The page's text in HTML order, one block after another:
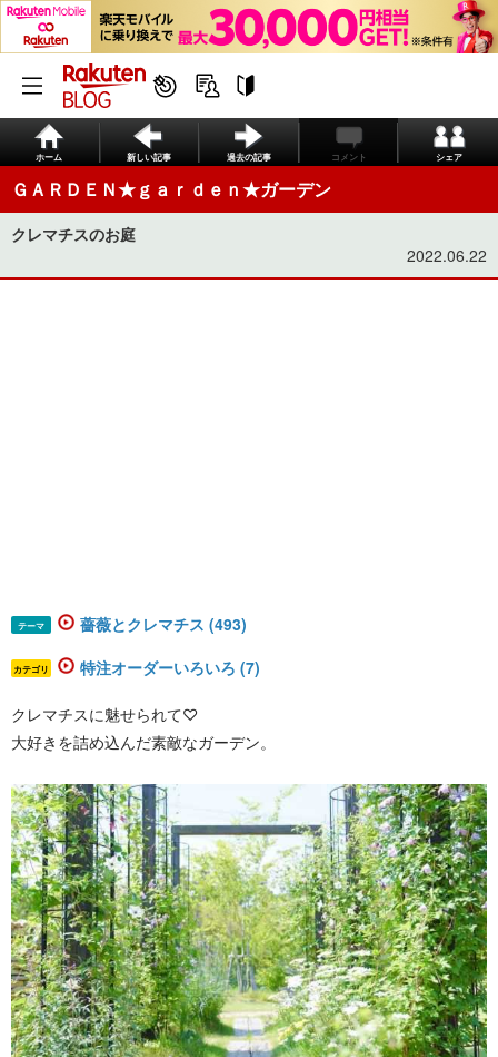
ホーム 新しい記事 過去の記事 コメント シェア
ＧＡＲＤＥＮ★ｇａｒｄｅｎ★ガーデン
クレマチスのお庭
2022.06.22
テーマ 薔薇とクレマチス (493)
カテゴリ 特注オーダーいろいろ (7)
クレマチスに魅せられて♡
大好きを詰め込んだ素敵なガーデン。